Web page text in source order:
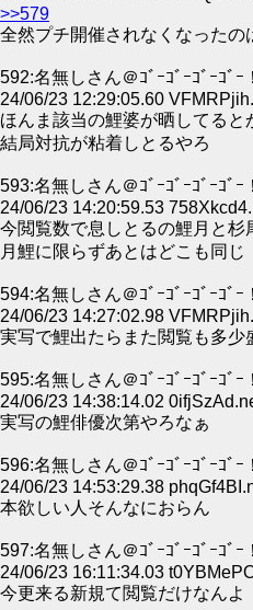
>>579
全然プチ開催されなくなった
592:名無しさん＠ｺﾞｰｺﾞｰｺﾞｰｺﾞｰ！
24/06/23 12:29:05.60
ほんま該当の鯉婆が晒してると
結局対抗が粘着しとるやろ
593:名無しさん＠ｺﾞｰｺﾞｰｺﾞｰｺﾞｰ！
24/06/23 14:20:59.53
今閲覧数で息しとるの鯉月と杉
月鯉に限らずあとはどこも同じ
594:名無しさん＠ｺﾞｰｺﾞｰｺﾞｰｺﾞｰ！
24/06/23 14:27:02.98
実写で鯉出たらまた閲覧も多少
595:名無しさん＠ｺﾞｰｺﾞｰｺﾞｰｺﾞｰ！
24/06/23 14:38:14.02
実写の鯉俳優次第やろなぁ
596:名無しさん＠ｺﾞｰｺﾞｰｺﾞｰｺﾞｰ！
24/06/23 14:53:29.38
本欲しい人そんなにおらん
597:名無しさん＠ｺﾞｰｺﾞｰｺﾞｰｺﾞｰ！
24/06/23 16:11:34.03
今更来る新規て閲覧だけなんよ